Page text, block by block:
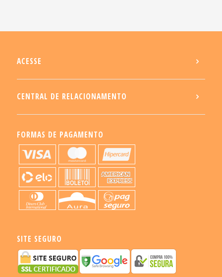
ACESSE
CENTRAL DE RELACIONAMENTO
FORMAS DE PAGAMENTO
SITE SEGURO